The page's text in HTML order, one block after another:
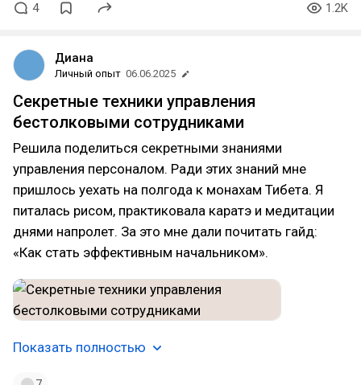
4 1.2K
Диана
Личный опыт 06.06.2025
Секретные техники управления
бестолковыми сотрудниками
Решила поделиться секретными знаниями
управления персоналом. Ради этих знаний мне
пришлось уехать на полгода к монахам Тибета. Я
питалась рисом, практиковала каратэ и медитации
днями напролет. За это мне дали почитать гайд:
«Как стать эффективным начальником».
Показать полностью